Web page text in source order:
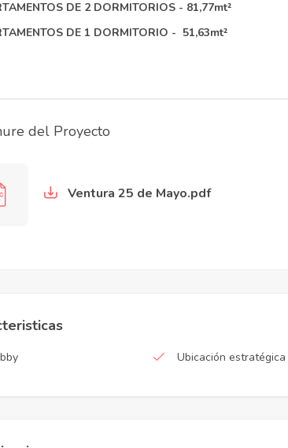
DE 2 DORMITORIOS - 81,77mt²
DE 1 DORMITORIO - 51,63mt²
del Proyecto
Ventura 25 de Mayo.pdf
Ubicación estratégica